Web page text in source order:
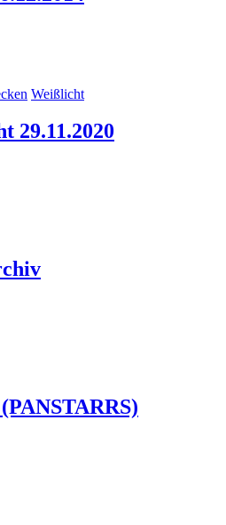
Weißlicht
29.11.2020